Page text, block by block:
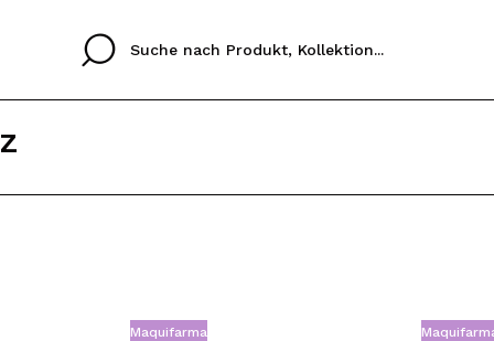
ICHESPAÑOL
Maquifarma